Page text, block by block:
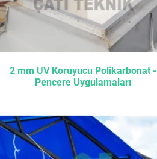
2 mm UV Koruyucu Polikarbonat -
Pencere Uygulamaları